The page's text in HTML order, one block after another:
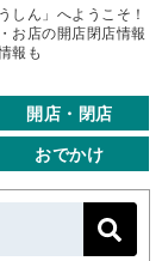
しん」へようこそ！
お店の開店閉店情報
報も
開店・閉店
おでかけ